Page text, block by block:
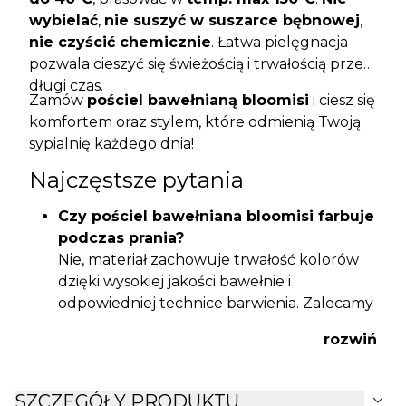
wybielać, nie suszyć w suszarce bębnowej,
nie czyścić chemicznie. Łatwa pielęgnacja
pozwala cieszyć się świeżością i trwałością przez
długi czas.
Zamów pościel bawełnianą bloomisi i ciesz się
komfortem oraz stylem, które odmienią Twoją
sypialnię każdego dnia!
Najczęstsze pytania
Czy pościel bawełniana bloomisi farbuje
podczas prania?
Nie, materiał zachowuje trwałość kolorów
dzięki wysokiej jakości bawełnie i
odpowiedniej technice barwienia. Zalecamy
Czy pościel posiada zapięcie na zamek?
poszewka na poduszkę zamykane są na
rozwiń
SZCZEGÓŁY PRODUKTU expand_more